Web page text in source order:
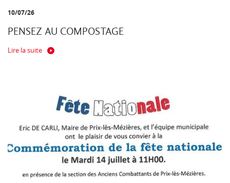
10/07/26
PENSEZ AU COMPOSTAGE
Lire la suite